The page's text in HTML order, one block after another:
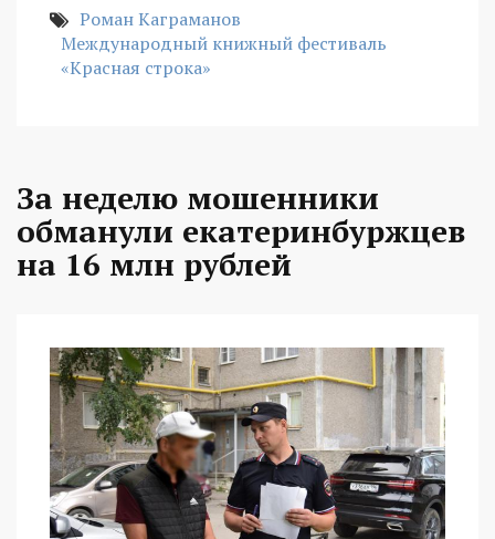
Роман Каграманов
Международный книжный фестиваль
«Красная строка»
За неделю мошенники
обманули екатеринбуржцев
на 16 млн рублей